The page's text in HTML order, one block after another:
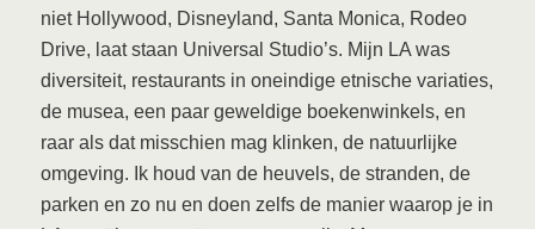
niet Hollywood, Disneyland, Santa Monica, Rodeo
Drive, laat staan Universal Studio’s. Mijn LA was
diversiteit, restaurants in oneindige etnische variaties,
de musea, een paar geweldige boekenwinkels, en
raar als dat misschien mag klinken, de natuurlijke
omgeving. Ik houd van de heuvels, de stranden, de
parken en zo nu en doen zelfs de manier waarop je in